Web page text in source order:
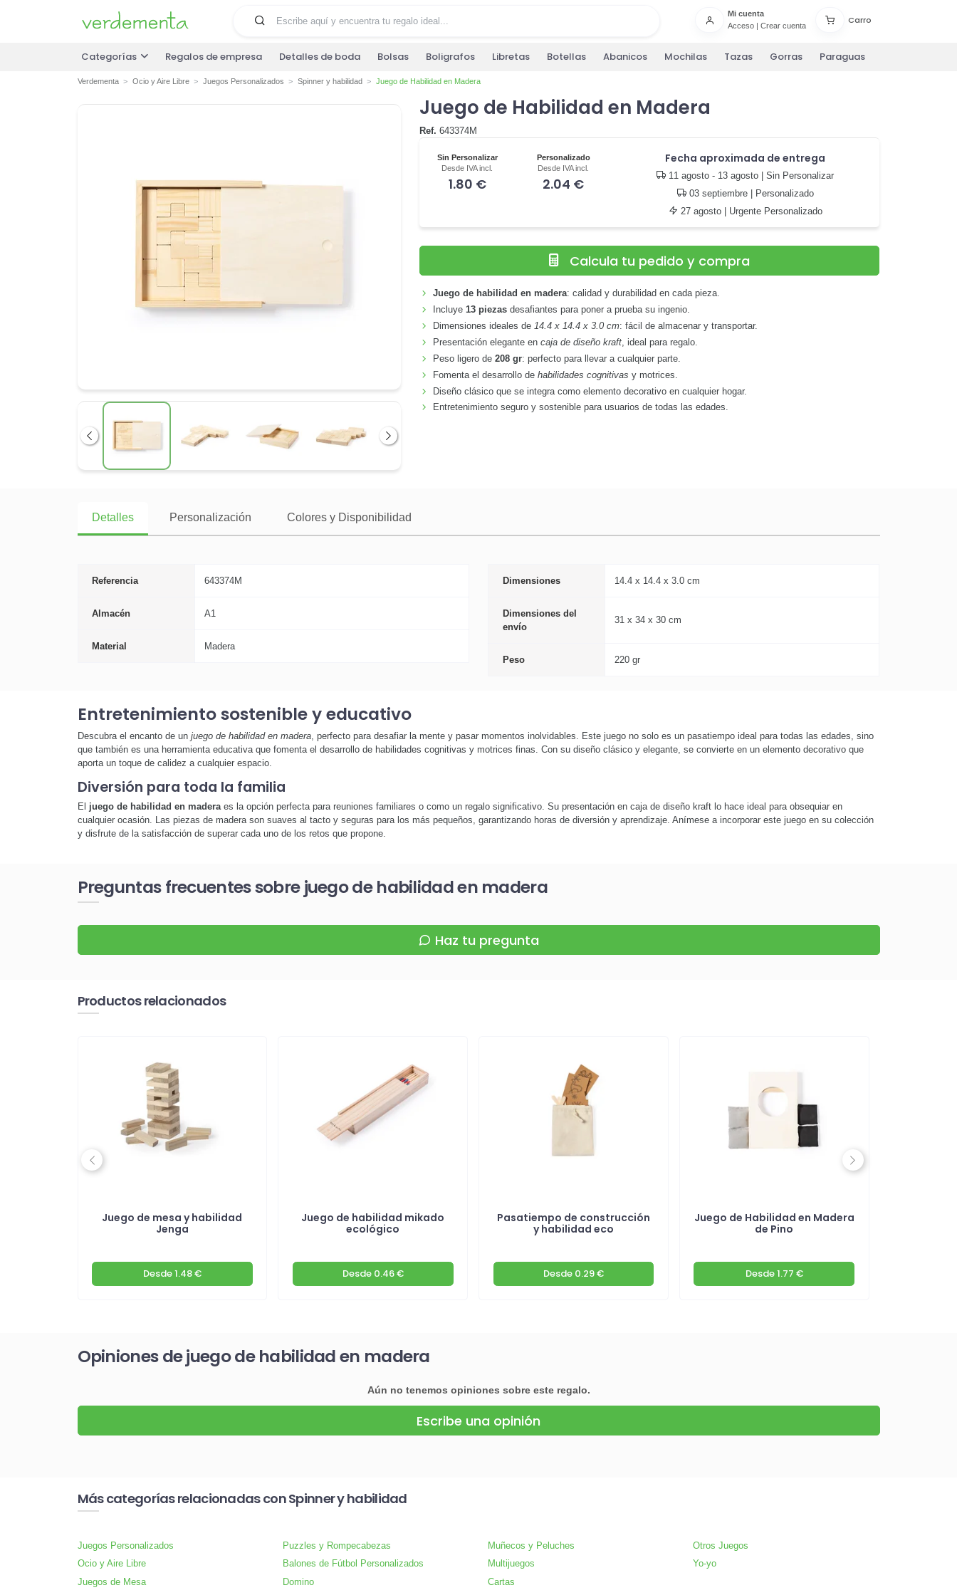
Mi cuenta
Acceso| Crear cuenta
Carro
Categorías Regalos de empresa Detalles de boda Bolsas Boligrafos Libretas Botellas Abanicos Mochilas Tazas Gorras Paraguas
Verdementa Ocio y Aire Libre Juegos Personalizados Spinner y habilidad Juego de Habilidad en Madera
Anterior Siguiente
Juego de Habilidad en Madera
Ref. 643374M
Sin Personalizar
Desde IVA incl.
1.80 €
Personalizado
Desde IVA incl.
2.04 €
Fecha aproximada de entrega
11 agosto - 13 agosto | Sin Personalizar
03 septiembre| Personalizado
27 agosto| Urgente Personalizado
Calcula tu pedido y compra
Juego de habilidad en madera: calidad y durabilidad en cada pieza.
Incluye13 piezas desafiantes para poner a prueba su ingenio.
Dimensiones ideales de14.4 x 14.4 x 3.0 cm: fácil de almacenar y transportar.
Presentación elegante encaja de diseño kraft , ideal para regalo.
Peso ligero de208 gr: perfecto para llevar a cualquier parte.
Fomenta el desarrollo dehabilidades cognitivas y motrices.
Diseño clásico que se integra como elemento decorativo en cualquier hogar.
Entretenimiento seguro y sostenible para usuarios de todas las edades.
Detalles Personalización Colores y Disponibilidad
Referencia 643374M
Almacén A1
Material Madera
Dimensiones 14.4 x 14.4 x 3.0 cm
Dimensiones del
envío
31 x 34 x 30 cm
Peso 220 gr
Entretenimiento sostenible y educativo
Descubra el encanto de un juego de habilidad en madera, perfecto para desafiar la mente y pasar momentos inolvidables. Este juego no solo es un pasatiempo ideal para todas las edades, sino
que también es una herramienta educativa que fomenta el desarrollo de habilidades cognitivas y motrices finas. Con su diseño clásico y elegante, se convierte en un elemento decorativo que
aporta un toque de calidez a cualquier espacio.
Diversión para toda la familia
El juego de habilidad en maderaes la opción perfecta para reuniones familiares o como un regalo significativo. Su presentación en caja de diseño kraft lo hace ideal para obsequiar en
cualquier ocasión. Las piezas de madera son suaves al tacto y seguras para los más pequeños, garantizando horas de diversión y aprendizaje. Anímese a incorporar este juego en su colección
y disfrute de la satisfacción de superar cada uno de los retos que propone.
Preguntas frecuentes sobre juego de habilidad en madera
Haz tu pregunta
Productos relacionados
Juego de mesa y habilidad
Jenga
Desde1.48 €
Juego de habilidad mikado
ecológico
Desde0.46 €
Pasatiempo de construcción
y habilidad eco
Desde0.29 €
Juego de Habilidad en Madera
de Pino
Desde1.77 €
Previous Next
Opiniones de juego de habilidad en madera
Aún no tenemos opiniones sobre este regalo.
Escribe una opinión
Más categorías relacionadas con Spinner y habilidad
Juegos Personalizados Puzzles y Rompecabezas Muñecos y Peluches
Otros Juegos
Ocio y Aire Libre
Balones de Fútbol Personalizados Multijuegos
Yo-yo
Juegos de Mesa
Domino Cartas